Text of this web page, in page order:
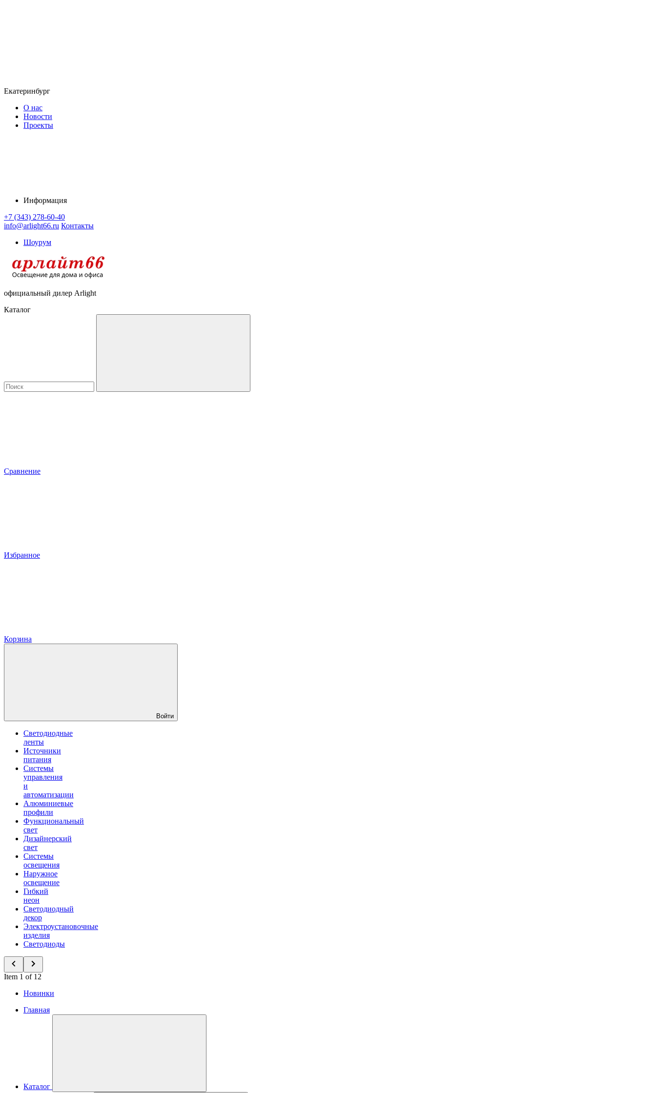
Екатеринбург
О нас
Новости
Проекты
Информация
+7 (343) 278-60-40
info@arlight66.ru Контакты
Шоурум
официальный дилер Arlight
Каталог
Сравнение
Избранное
Корзина
Войти
Светодиодные
ленты
Источники
питания
Системы
управления
и
автоматизации
Алюминиевые
профили
Функциональный
свет
Дизайнерский
свет
Системы
освещения
Наружное
освещение
Гибкий
неон
Светодиодный
декор
Электроустановочные
изделия
Светодиоды
Item 1 of 12
Новинки
Главная
Каталог